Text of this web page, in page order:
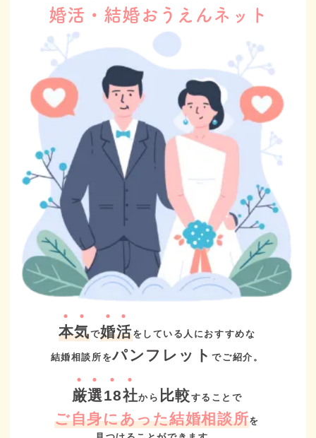
婚活・結婚おうえんネット
本気で婚活をしている人におすすめな
結婚相談所をパンフレットでご紹介。
厳選18社から 比較することで
ご自身にあった結婚相談所を